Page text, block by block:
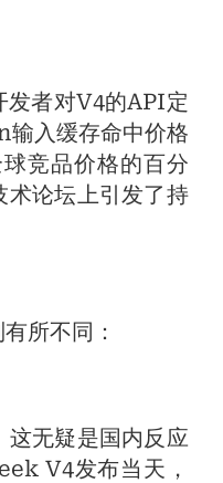
发者对V4的API定
入缓存命中价格
竞品价格的百分
术论坛上引发了持
所不同：
这无疑是国内反应
V4发布当天，